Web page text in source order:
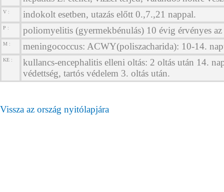
V : indokolt esetben, utazás előtt 0.,7.,21 nappal.
P : poliomyelitis (gyermekbénulás) 10 évig érvényes az
M : meningococcus: ACWY(poliszacharida): 10-14.
KE :
kullancs-encephalitis elleni oltás: 2 oltás után 14.
védettség, tartós védelem 3. oltás után.
Vissza az ország nyitólapjára